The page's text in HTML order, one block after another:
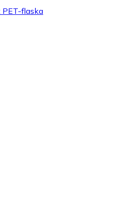
PET-flaska